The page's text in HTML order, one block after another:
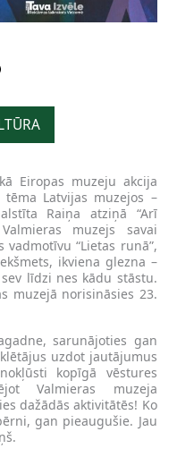
Eiropas muzeju akcija
tēma Latvijas muzejos –
Raiņa atziņā “Arī
muzejs savai
“Lietas runā”,
ikviena glezna –
līdzi nes kādu stāstu.
muzejā norisināsies 23.
sarunājoties gan
uzdot jautājumus
kopīgā vēstures
Valmieras muzeja
dažādās aktivitātēs! Ko
gan pieaugušie. Jau